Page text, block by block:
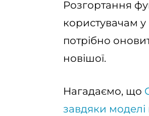
Розгортання
користувачам у
потрібно
новішої.
Нагадаємо, що
завдяки